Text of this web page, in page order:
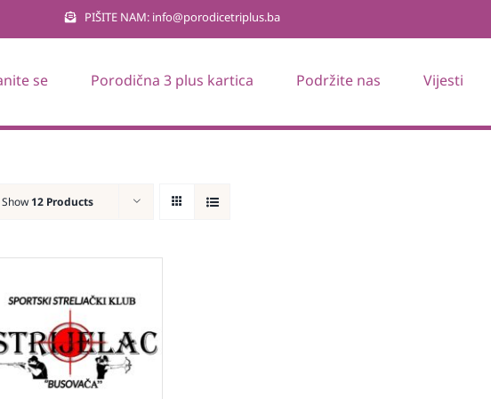
PIŠITE NAM: info@porodicetriplus.ba
se Porodična 3 plus kartica Podržite nas Vijesti
Show 12 Products